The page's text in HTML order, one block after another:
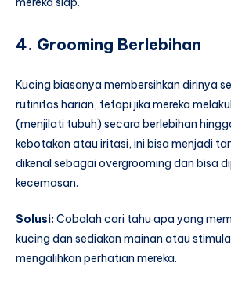
4. Grooming Berlebihan
Kucing biasanya membersihkan dirinya
rutinitas harian, tetapi jika mereka
(menjilati tubuh) secara berlebihan
kebotakan atau iritasi, ini bisa menjadi
dikenal sebagai overgrooming dan bisa
kecemasan.
Solusi:Cobalah cari tahu apa yang
kucing dan sediakan mainan atau
mengalihkan perhatian mereka.